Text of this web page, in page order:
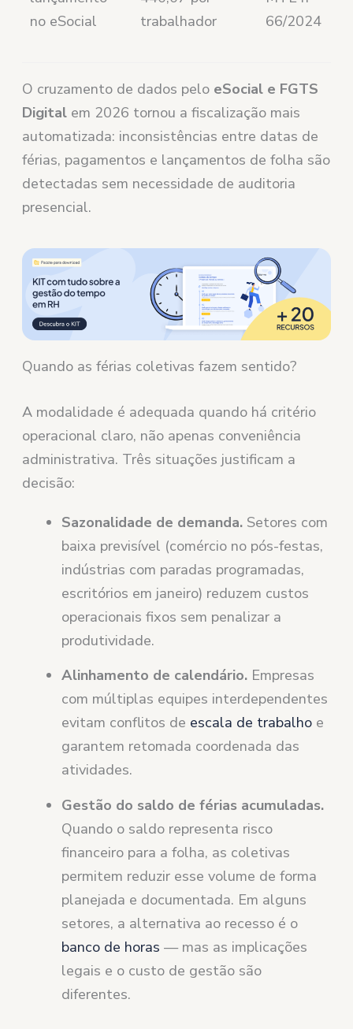
no eSocial
trabalhador
66/2024
O cruzamento de dados pelo eSocial e FGTS
Digital em 2026 tornou a fiscalização mais
automatizada: inconsistências entre datas de
férias, pagamentos e lançamentos de folha são
detectadas sem necessidade de auditoria
presencial.
Quando as férias coletivas fazem sentido?
A modalidade é adequada quando há critério
operacional claro, não apenas conveniência
administrativa. Três situações justificam a
decisão:
Sazonalidade de demanda. Setores com
baixa previsível (comércio no pós-festas,
indústrias com paradas programadas,
escritórios em janeiro) reduzem custos
operacionais fixos sem penalizar a
produtividade.
Alinhamento de calendário. Empresas
com múltiplas equipes interdependentes
evitam conflitos de escala de trabalho e
garantem retomada coordenada das
atividades.
Gestão do saldo de férias acumuladas.
Quando o saldo representa risco
financeiro para a folha, as coletivas
permitem reduzir esse volume de forma
planejada e documentada. Em alguns
setores, a alternativa ao recesso é o
banco de horas — mas as implicações
legais e o custo de gestão são
diferentes.